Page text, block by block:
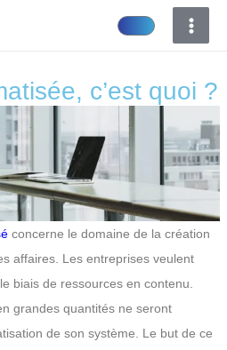
c’est quoi ?
concerne le domaine de la création
affaires. Les entreprises veulent
biais de ressources en contenu.
grandes quantités ne seront
de son système. Le but de ce